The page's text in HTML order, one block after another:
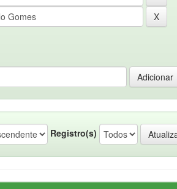
Registro(s)